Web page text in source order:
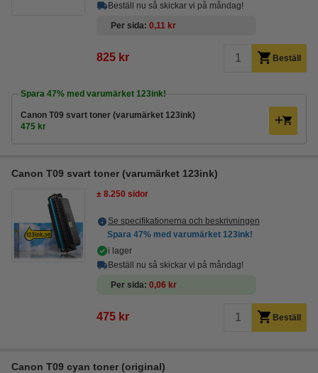
Beställ nu så skickar vi på måndag!
Per sida 0,11 kr
825 kr Beställ
Spara 47% med varumärket 123ink!
Canon T09 svart toner (varumärket 123ink)
475 kr
Canon T09 svart toner (varumärket 123ink)
± 8.250 sidor
Se specifikationerna och beskrivningen
Spara 47% med varumärket 123ink!
i lager
Beställ nu så skickar vi på måndag!
Per sida 0,06 kr
475 kr Beställ
Canon T09 cyan toner (original)